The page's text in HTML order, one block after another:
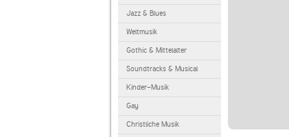
Jazz & Blues
Weltmusik
Gothic & Mittelalter
Soundtracks & Musical
Kinder-Musik
Gay
Christliche Musik